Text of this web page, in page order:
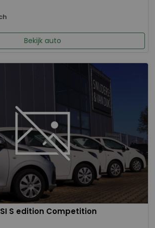
Bekijk auto
S edition Competition